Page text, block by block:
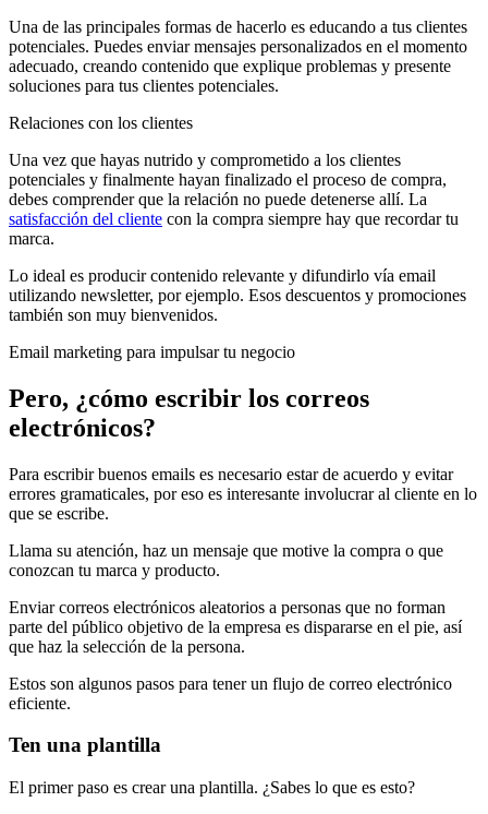
Una de las principales formas de hacerlo es educando a tus clientes
potenciales. Puedes enviar mensajes personalizados en el momento
adecuado, creando contenido que explique problemas y presente
soluciones para tus clientes potenciales.
Relaciones con los clientes
Una vez que hayas nutrido y comprometido a los clientes
potenciales y finalmente hayan finalizado el proceso de compra,
debes comprender que la relación no puede detenerse allí. La
satisfacción del cliente con la compra siempre hay que recordar tu
marca.
Lo ideal es producir contenido relevante y difundirlo vía email
utilizando newsletter, por ejemplo. Esos descuentos y promociones
también son muy bienvenidos.
Email marketing para impulsar tu negocio
Pero, ¿cómo escribir los correos
electrónicos?
Para escribir buenos emails es necesario estar de acuerdo y evitar
errores gramaticales, por eso es interesante involucrar al cliente en lo
que se escribe.
Llama su atención, haz un mensaje que motive la compra o que
conozcan tu marca y producto.
Enviar correos electrónicos aleatorios a personas que no forman
parte del público objetivo de la empresa es dispararse en el pie, así
que haz la selección de la persona.
Estos son algunos pasos para tener un flujo de correo electrónico
eficiente.
Ten una plantilla
El primer paso es crear una plantilla. ¿Sabes lo que es esto?